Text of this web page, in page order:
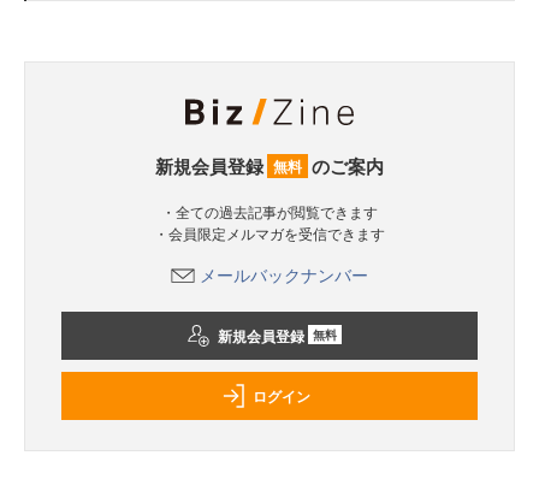
新規会員登録 無料 のご案内
・全ての過去記事が閲覧できます
・会員限定メルマガを受信できます
メールバックナンバー
新規会員登録 無料
ログイン